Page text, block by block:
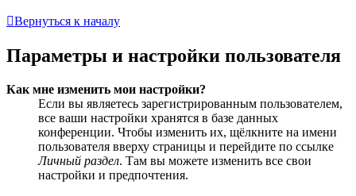
Вернуться к началу
Параметры и настройки пользователя
Как мне изменить мои настройки?
Если вы являетесь зарегистрированным пользователем,
все ваши настройки хранятся в базе данных
конференции. Чтобы изменить их, щёлкните на имени
пользователя вверху страницы и перейдите по ссылке
Личный раздел. Там вы можете изменить все свои
настройки и предпочтения.